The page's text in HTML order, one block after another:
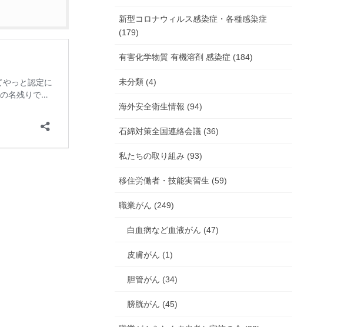
新型コロナウィルス感染症・各種感染症
(179)
有害化学物質 有機溶剤 感染症 (184)
未分類 (4)
海外安全衛生情報 (94)
石綿対策全国連絡会議 (36)
私たちの取り組み (93)
移住労働者・技能実習生 (59)
職業がん (249)
白血病など血液がん (47)
皮膚がん (1)
胆管がん (34)
膀胱がん (45)